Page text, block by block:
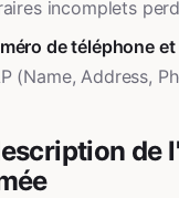
incomplets
de téléphone
(Name, Address,
de